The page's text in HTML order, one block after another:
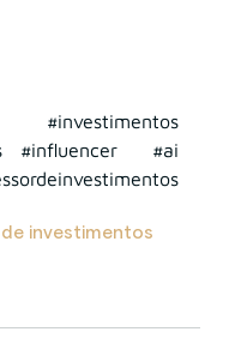
#investimentos
#influencer
#ai
investimentos